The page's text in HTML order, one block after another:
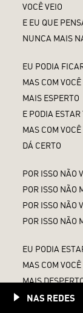
VOCÊ VEIO
E EU QUE
NUNCA MAIS
EU PODIA
MAS COM
MAIS ESPERTO
E PODIA
MAS COM VOCÊ
DÁ CERTO
POR ISSO NÃO
POR ISSO NÃO
POR ISSO NÃO
POR ISSO NÃO
EU PODIA
MAS COM
MAIS
EU PODIA
NAS REDES